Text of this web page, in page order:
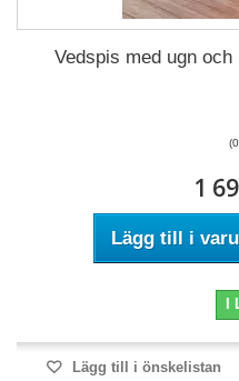
Vedspis med ugn
1
Lägg till i
Lägg till i önskelistan